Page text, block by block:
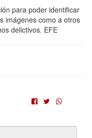
para poder identificar
imágenes como a otros
delictivos. EFE